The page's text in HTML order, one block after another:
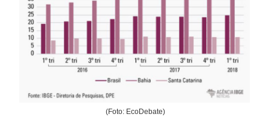
(Foto: EcoDebate)